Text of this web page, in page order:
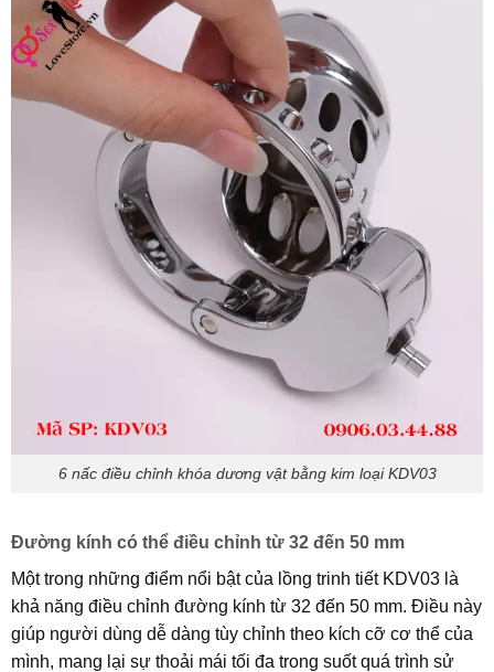
6 nấc điều chỉnh khóa dương vật bằng kim loại KDV03
Đường kính có thể điều chỉnh từ 32 đến 50 mm
Một trong những điểm nổi bật của lồng trinh tiết KDV03 là
khả năng điều chỉnh đường kính từ 32 đến 50 mm. Điều này
giúp người dùng dễ dàng tùy chỉnh theo kích cỡ cơ thể của
mình, mang lại sự thoải mái tối đa trong suốt quá trình sử